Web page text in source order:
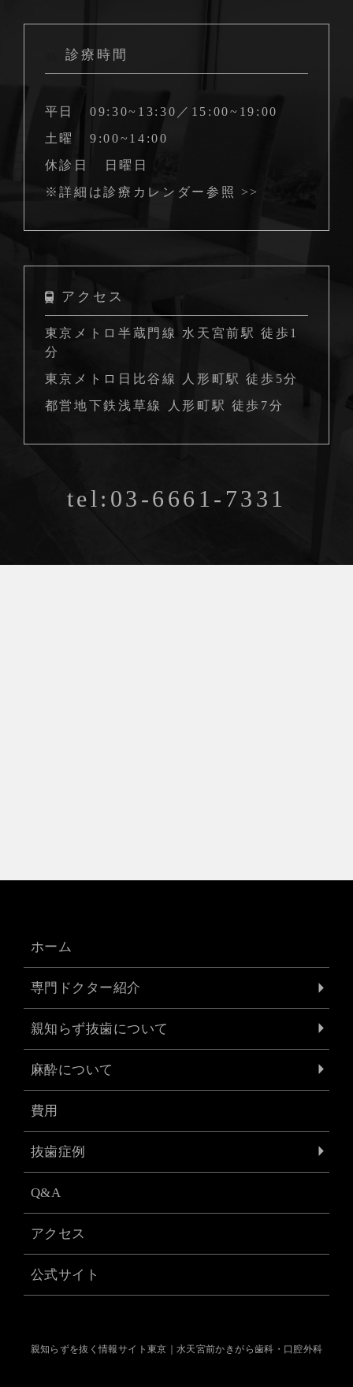
診療時間
平日
09:30~13:30／15:00~19:00
土曜
9:00~14:00
休診日
日曜日
※詳細は診療カレンダー参照 >>
アクセス
東京メトロ半蔵門線 水天宮前駅 徒歩1
分
東京メトロ日比谷線 人形町駅 徒歩5分
都営地下鉄浅草線 人形町駅 徒歩7分
tel:03-6661-7331
ホーム
専門ドクター紹介
親知らず抜歯について
麻酔について
費用
抜歯症例
Q&A
アクセス
公式サイト
親知らずを抜く情報サイト東京｜水天宮前かきがら歯科・口腔外科